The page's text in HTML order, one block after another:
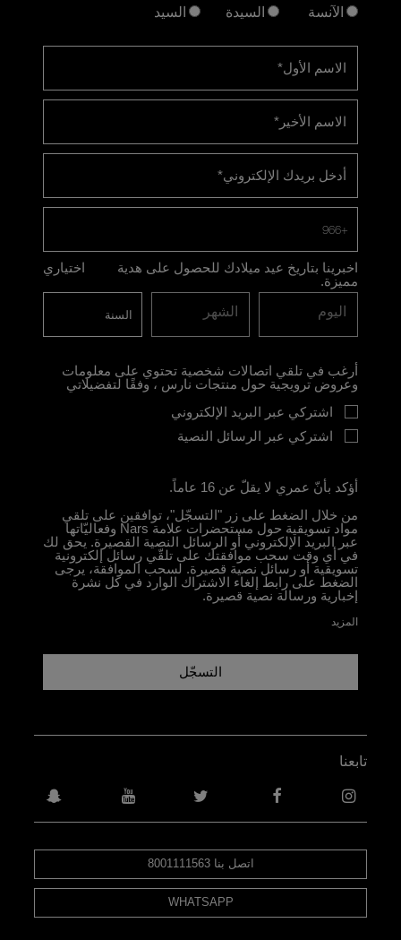
الآنسة السيدة السيد
الاسم الأول*
الاسم الأخير *
أدخل بريدك الإلكتروني*
+966
اخبرينا بتاريخ عيد ميلادك للحصول على هدية
مميزة.
اختياري
اليوم الشهر
أرغب في تلقي اتصالات شخصية تحتوي على معلومات
وعروض ترويجية حول منتجات نارس ، وفقًا لتفضيلاتي
اشتركي عبر البريد الإلكتروني
اشتركي عبر الرسائل النصية
أؤكد بأنّ عمري لا يقلّ عن 16 عاماً.
من خلال الضغط على زر "التسجّل"، توافقين على تلقي
مواد تسويقية حول مستحضرات علامة Nars وفعاليّاتها
عبر البريد الإلكتروني أو الرسائل النصية القصيرة. يحق لك
في أي وقت سحب موافقتك على تلقّي رسائل إلكترونية
تسويقية أو رسائل نصية قصيرة. لسحب الموافقة، يرجى
الضغط على رابط إلغاء الاشتراك الوارد في كل نشرة
إخبارية ورسالة نصية قصيرة.
المزيد
التسجّل
اتصل بنا 8001111563
WHATSAPP
تابعنا